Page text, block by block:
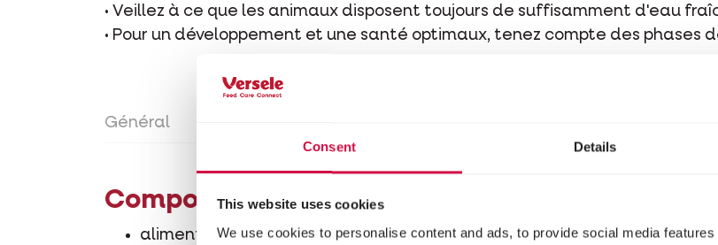
Consent Details
This website uses cookies
We use cookies to personalise content and ads, to provide social media
• Veillez à ce que les animaux disposent toujours de suffisamment d'eau
• Pour un développement et une santé optimaux, tenez compte des phases
Général
Composition
aliment de tournesol